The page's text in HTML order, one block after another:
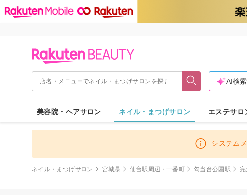
AI検索
美容院・ヘアサロン ネイル・まつげサロン エステサロ
システム
ネイル・まつげサロン 宮城県 仙台駅周辺・一番町 勾当台公園駅 完